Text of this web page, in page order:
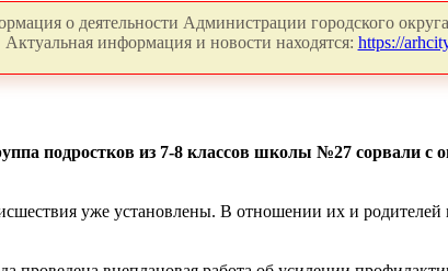
о деятельности Администрации городского
Актуальная информация и новости находятся: https://
подростков из 7-8 классов школы №27 сорвали с
уже установлены. В отношении их и родителей